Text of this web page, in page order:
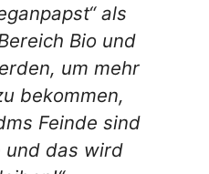
als
Bio und
um mehr
bekommen,
Feinde sind
und das wird